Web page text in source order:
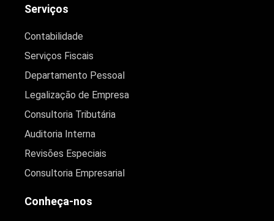
Serviços
Contabilidade
Serviços Fiscais
Departamento Pessoal
Legalização de Empresa
Consultoria Tributária
Auditoria Interna
Revisões Especiais
Consultoria Empresarial
Conheça-nos